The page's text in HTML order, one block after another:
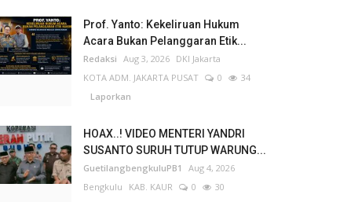
Prof. Yanto: Kekeliruan Hukum
Acara Bukan Pelanggaran Etik...
Redaksi Aug 3, 2026 DKI Jakarta
KOTA ADM. JAKARTA PUSAT
0
34
Laporkan
HOAX..! VIDEO MENTERI YANDRI
SUSANTO SURUH TUTUP WARUNG...
GuetilangbengkuluPB1
Aug 4, 2026
Bengkulu
KAB. KAUR 0
30